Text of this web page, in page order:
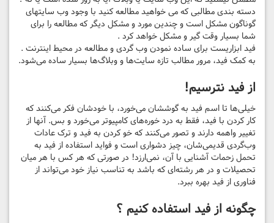
دسته بندی مطالبی که می خواهید مطالعه کنید با وجود وب سایتهای
گوناگون مشکل است و چندین مورد و مشکل دیگر که مطالعه را برای
شما بسیار وقت گیر و مشکل خواهد کرد .
فید ابزاریست برای ساده نمودن وب گردی و مطالعه در محیط اینترنت .
به کمک فید، مرور مطالب تازه سایت‌ها و وبلاگ‌ها بسیار ساده می‌شود.
از فید نترسیم!
خیلی‌ها تا اسم فید به گوششان می‌خورد، با خودشان فکر می‌کنند که
کار کردن با فید، فقط به درد خوره‌های کامپیوتر می‌خورد و بس. آنها از
تغییر واهمه دارند و تصور می‌کنند که خو کردن به فید و ترک عادات
وب‌گردی قدیمی‌شان، چیز دشواری است و فواید استفاده از فید به
تحمل زحمات آشنایی با آن، نمی‌ارزد! در صورتی که هر کس با هر میان
تحصیلات و در هر رشته‌ای که باشد به تناسب نیاز خود می‌تواند از
فناوری از فید بهره ببرد.
چگونه از فید استفاده کنیم ؟